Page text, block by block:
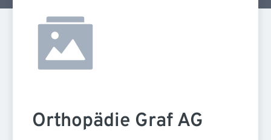
Orthopädie Graf AG